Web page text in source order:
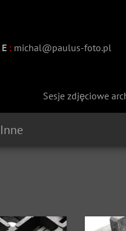
E : michal@paulus-foto.pl
Sesje zdjęciowe
Studio fotografii
Inne